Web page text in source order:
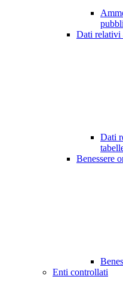
Dati relativi
Dati
Benessere
Enti controllati